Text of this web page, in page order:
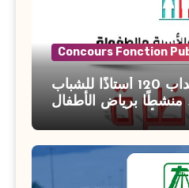
Concours Fonction
مناظرة انتداب 120 أستاذًا للشباب
والطفولة و 50 منشطًا برياض الأطفال
والمرأة والطفولة وكبار
2026